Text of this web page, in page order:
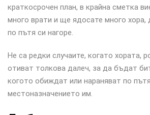
краткосрочен план, в крайна сметка
много врати и ще ядосате много хора,
по пътя си нагоре.
Не са редки случаите, когато хората,
отиват толкова далеч, за да бъдат
когото обиждат или нараняват по
местоназначението им.